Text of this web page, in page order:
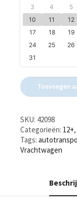
3
4 5
10
11 12
17
18 19
24
25 26
31
Toevoegen
SKU: 42098
Categorieën: 12+,
Tags:
Vrachtwagen